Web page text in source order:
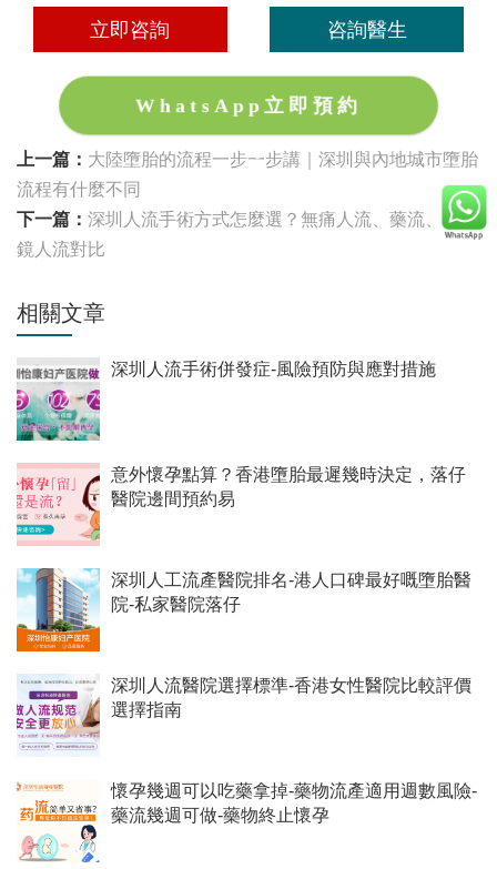
立即咨詢 咨詢醫生
WhatsApp立即預約
上一篇： 大陸墮胎的流程一步一步講｜深圳與內地城市墮胎
流程有什麼不同
下一篇： 深圳人流手術方式怎麼選？無痛人流、藥流、宮腔
鏡人流對比
相關文章
深圳人流手術併發症-風險預防與應對措施
意外懷孕點算？香港墮胎最遲幾時決定，落仔
醫院邊間預約易
深圳人工流產醫院排名-港人口碑最好嘅墮胎醫
院-私家醫院落仔
深圳人流醫院選擇標準-香港女性醫院比較評價
選擇指南
懷孕幾週可以吃藥拿掉-藥物流產適用週數風險-
藥流幾週可做-藥物終止懷孕